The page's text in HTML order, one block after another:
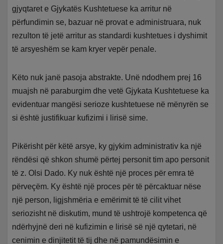
gjyqtaret e Gjykatës Kushtetuese ka arritur në
përfundimin se, bazuar në provat e administruara, nuk
rezulton të jetë arritur as standardi kushtetues i dyshimit
të arsyeshëm se kam kryer vepër penale.
Këto nuk janë pasoja abstrakte. Unë ndodhem prej 16
muajsh në paraburgim dhe vetë Gjykata Kushtetuese ka
evidentuar mangësi serioze kushtetuese në mënyrën se
si është justifikuar kufizimi i lirisë sime.
Pikërisht për këtë arsye, ky gjykim administrativ ka një
rëndësi që shkon shumë përtej personit tim apo personit
të z. Olsi Dado. Ky nuk është një proces për emra të
përveçëm. Ky është një proces për të përcaktuar nëse
një person, ligjshmëria e emërimit të të cilit vihet
seriozisht në diskutim, mund të ushtrojë kompetenca që
ndërhyjnë deri në kufizimin e lirisë së një qytetari, në
cenimin e dinjitetit të tij dhe në pamundësimin e